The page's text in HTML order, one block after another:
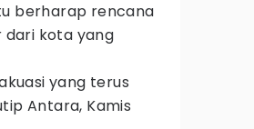
berharap rencana
dari kota yang
yang terus
Antara, Kamis